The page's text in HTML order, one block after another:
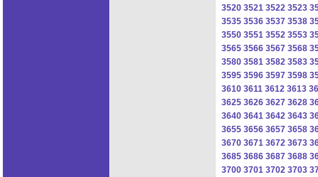
3520 3521 3522 3523
3535 3536 3537 3538
3550 3551 3552 3553
3565 3566 3567 3568
3580 3581 3582 3583
3595 3596 3597 3598
3610 3611 3612 3613
3625 3626 3627 3628
3640 3641 3642 3643
3655 3656 3657 3658
3670 3671 3672 3673
3685 3686 3687 3688
3700 3701 3702 3703